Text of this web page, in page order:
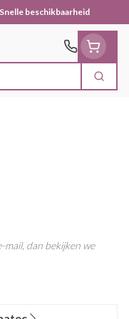
Snelle beschikbaarheid
Zoek
dan bekijken we